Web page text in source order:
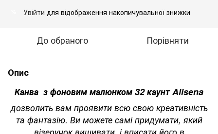
Увійти для відображення накопичувальної знижки
До обраного Порівняти
Опис
Канва з фоновим малюнком 32 каунт Alisena
дозволить вам проявити всю свою креативність
та фантазію. Ви можете самі придумати, який